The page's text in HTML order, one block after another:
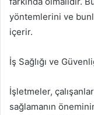
yöntemlerini ve
içerir.
İş Sağlığı ve
İşletmeler,
sağlamanın